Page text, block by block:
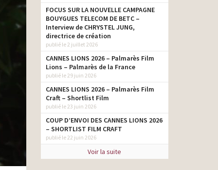
FOCUS SUR LA NOUVELLE CAMPAGNE
BOUYGUES TELECOM DE BETC –
Interview de CHRYSTEL JUNG,
directrice de création
publié le 2 juillet 2026
CANNES LIONS 2026 – Palmarès Film
Lions – Palmarès de la France
publié le 29 juin 2026
CANNES LIONS 2026 – Palmarès Film
Craft – Shortlist Film
publié le 23 juin 2026
COUP D’ENVOI DES CANNES LIONS 2026
– SHORTLIST FILM CRAFT
publié le 22 juin 2026
Voir la suite